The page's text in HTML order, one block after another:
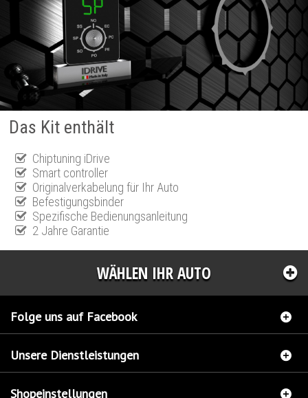
Das Kit enthält
Chiptuning iDrive
Smart controller
Originalverkabelung für Ihr Auto
Befestigungsbinder
Spezifische Bedienungsanleitung
2 Jahre Garantie
WÄHLEN IHR AUTO
Folge uns auf Facebook
Unsere Dienstleistungen
Shopeinstellungen